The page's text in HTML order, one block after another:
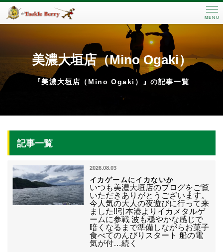
MENU
美濃大垣店（Mino Ogaki）
『美濃大垣店（Mino Ogaki）』の記事一覧
記事一覧
2026.08.03
イカゲームにイカないか
いつも美濃大垣店のブログをご覧
いただきありがとうございます。
今人気の大人の夜遊びに行って来
ました!!引本港よりイカメタルゲ
ームに参戦 波も穏やかな感じで
暗くなるまで準備しながらお菓子
食べてのんびりスタート 船の電
気が付…続く